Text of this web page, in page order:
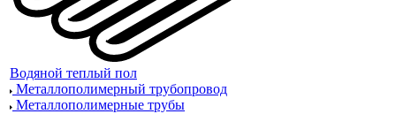
Водяной теплый пол
Металлополимерный трубопровод
Металлополимерные трубы